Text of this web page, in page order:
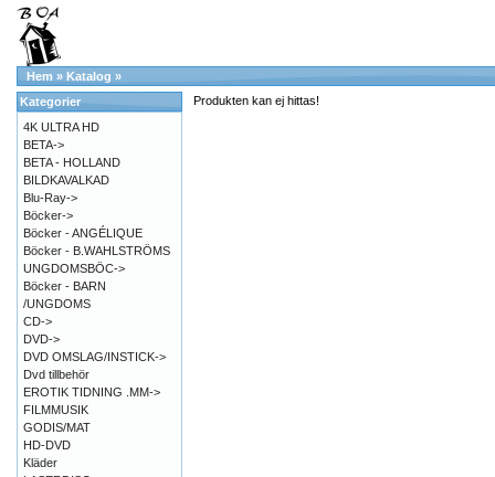
Hem » Katalog »
Produkten kan ej hittas!
Kategorier
4K ULTRA HD
BETA->
BETA - HOLLAND
BILDKAVALKAD
Blu-Ray->
Böcker->
Böcker - ANGÉLIQUE
Böcker - B.WAHLSTRÖMS
UNGDOMSBÖC->
Böcker - BARN
/UNGDOMS
CD->
DVD->
DVD OMSLAG/INSTICK->
Dvd tillbehör
EROTIK TIDNING .MM->
FILMMUSIK
GODIS/MAT
HD-DVD
Kläder